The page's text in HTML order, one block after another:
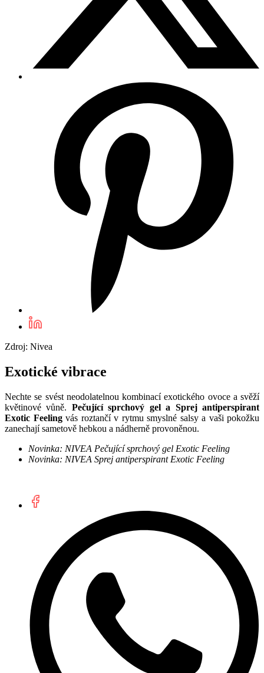
Zdroj: Nivea
Exotické vibrace
Nechte se svést neodolatelnou kombinací exotického ovoce a svěží
květinové vůně. Pečující sprchový gel a Sprej antiperspirant
Exotic Feelingvás roztančí v rytmu smyslné salsy a vaši pokožku
zanechají sametově hebkou a nádherně provoněnou.
Novinka: NIVEA Pečující sprchový gel Exotic Feeling
Novinka: NIVEA Sprej antiperspirant Exotic Feeling